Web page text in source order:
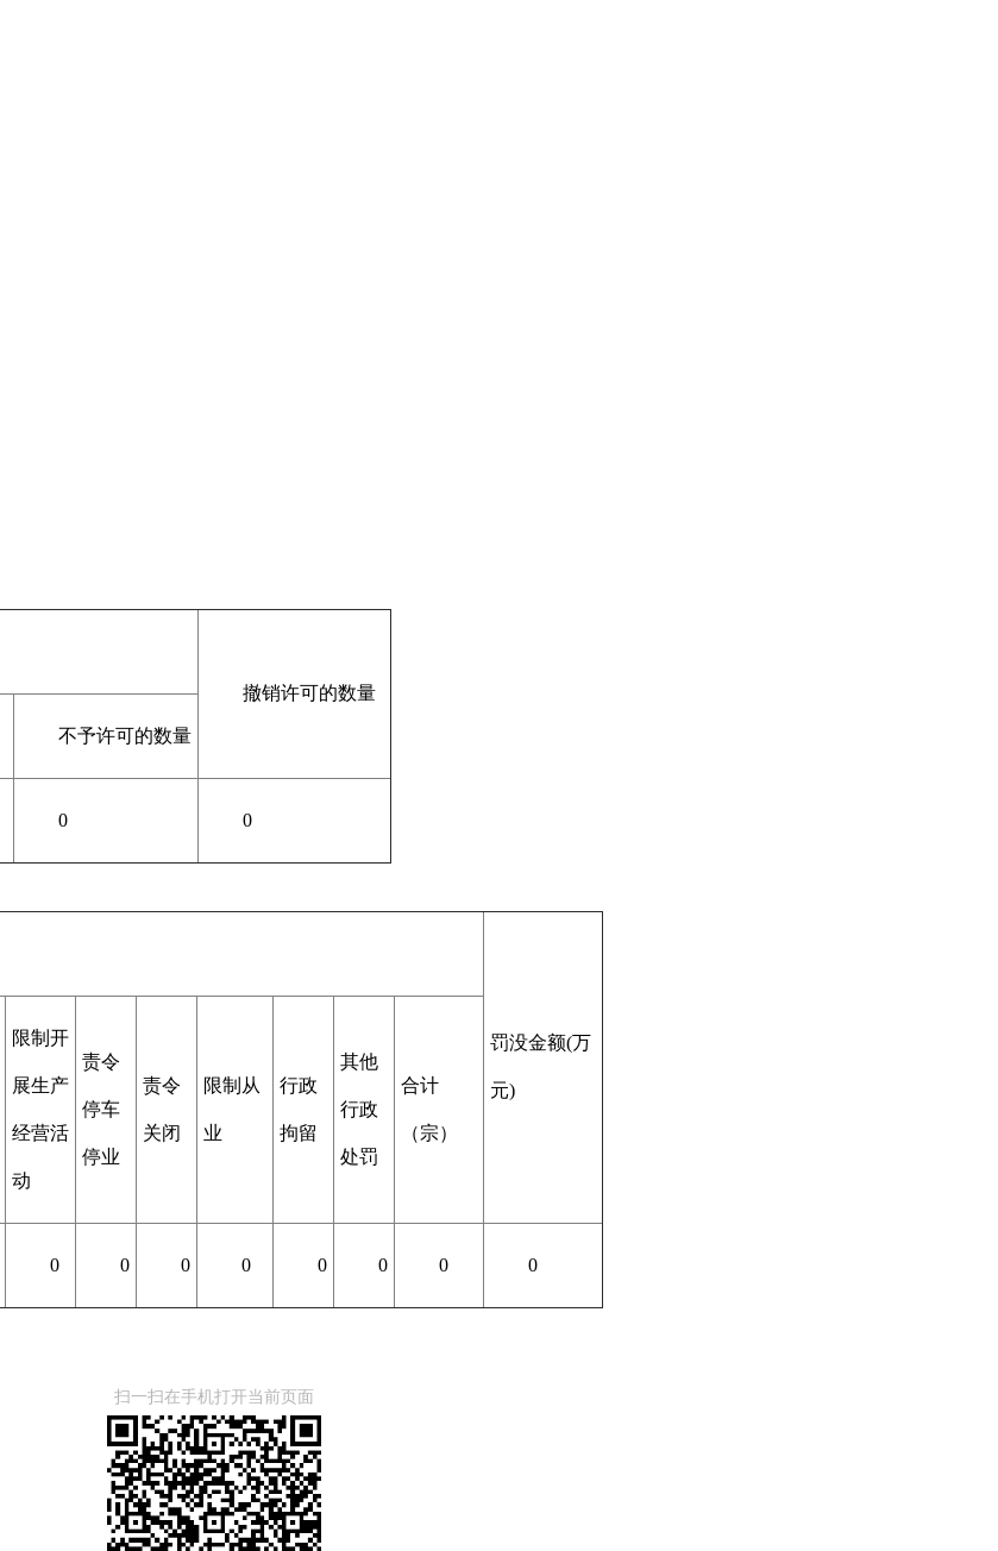
撤销许可的数量
不予许可的数量
0 0
罚没金额(万
元)
限制开
展生产
经营活
动
责令
停车
停业
责令
关闭
限制从
业
行政
拘留
其他
行政
处罚
合计
（宗）
0 0 0 0 0 0 0 0
扫一扫在手机打开当前页面